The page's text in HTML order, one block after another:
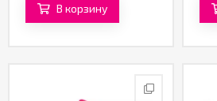
В корзину